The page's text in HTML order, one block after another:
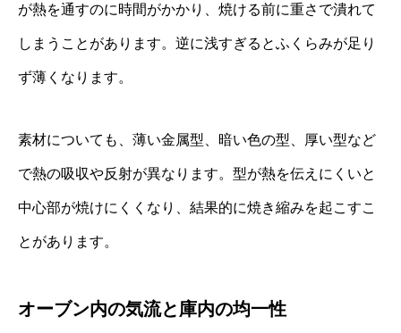
が熱を通すのに時間がかかり、焼ける前に重さで潰れて
しまうことがあります。逆に浅すぎるとふくらみが足り
ず薄くなります。
素材についても、薄い金属型、暗い色の型、厚い型など
で熱の吸収や反射が異なります。型が熱を伝えにくいと
中心部が焼けにくくなり、結果的に焼き縮みを起こすこ
とがあります。
オーブン内の気流と庫内の均一性